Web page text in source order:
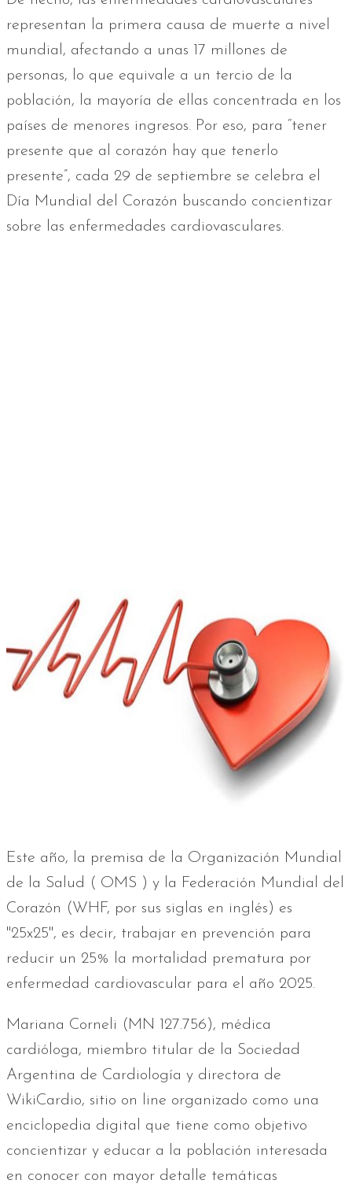
representan la primera causa de muerte a nivel
mundial, afectando a unas 17 millones de
personas, lo que equivale a un tercio de la
población, la mayoría de ellas concentrada en los
países de menores ingresos. Por eso, para “tener
presente que al corazón hay que tenerlo
presente”, cada 29 de septiembre se celebra el
Día Mundial del Corazón buscando concientizar
sobre las enfermedades cardiovasculares.
Este año, la premisa de la Organización Mundial
de la Salud ( OMS ) y la Federación Mundial del
Corazón (WHF, por sus siglas en inglés) es
"25x25", es decir, trabajar en prevención para
reducir un 25% la mortalidad prematura por
enfermedad cardiovascular para el año 2025.
Mariana Corneli (MN 127.756), médica
cardióloga, miembro titular de la Sociedad
Argentina de Cardiología y directora de
WikiCardio, sitio on line organizado como una
enciclopedia digital que tiene como objetivo
concientizar y educar a la población interesada
en conocer con mayor detalle temáticas